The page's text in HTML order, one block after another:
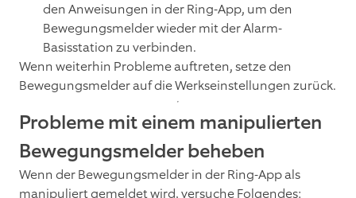
den Anweisungen in der Ring-App, um den
Bewegungsmelder wieder mit der Alarm-
Basisstation zu verbinden.
Wenn weiterhin Probleme auftreten, setze den
Bewegungsmelder auf die Werkseinstellungen zurück.
Probleme mit einem manipulierten
Bewegungsmelder beheben
Wenn der Bewegungsmelder in der Ring-App als
manipuliert gemeldet wird, versuche Folgendes: